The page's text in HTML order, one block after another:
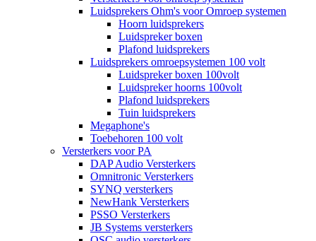
Luidsprekers Ohm's voor Omroep systemen
Hoorn luidsprekers
Luidspreker boxen
Plafond luidsprekers
Luidsprekers omroepsystemen 100 volt
Luidspreker boxen 100volt
Luidspreker hoorns 100volt
Plafond luidsprekers
Tuin luidsprekers
Megaphone's
Toebehoren 100 volt
Versterkers voor PA
DAP Audio Versterkers
Omnitronic Versterkers
SYNQ versterkers
NewHank Versterkers
PSSO Versterkers
JB Systems versterkers